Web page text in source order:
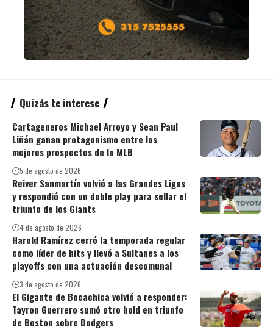
Quizás te interese
Cartageneros Michael Arroyo y Sean Paul
Liñán ganan protagonismo entre los
mejores prospectos de la MLB
5 de agosto de 2026
Reiver Sanmartín volvió a las Grandes Ligas
y respondió con un doble play para sellar el
triunfo de los Giants
4 de agosto de 2026
Harold Ramírez cerró la temporada regular
como líder de hits y llevó a Sultanes a los
playoffs con una actuación descomunal
3 de agosto de 2026
El Gigante de Bocachica volvió a responder:
Tayron Guerrero sumó otro hold en triunfo
de Boston sobre Dodgers